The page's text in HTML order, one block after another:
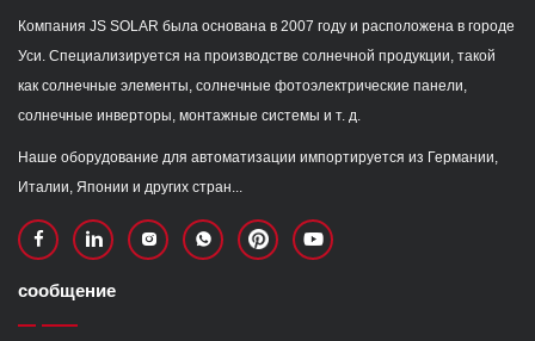
Компания JS SOLAR была основана в 2007 году и расположена в городе
Уси. Специализируется на производстве солнечной продукции, такой
как солнечные элементы, солнечные фотоэлектрические панели,
солнечные инверторы, монтажные системы и т. д.
Наше оборудование для автоматизации импортируется из Германии,
Италии, Японии и других стран...
сообщение